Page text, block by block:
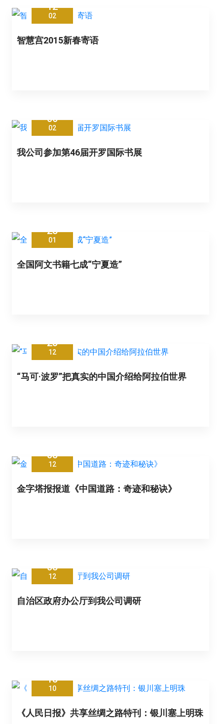
12
02
智慧宫2015新春寄语
06
02
我公司参加第46届开罗国际书展
28
01
全国阿文书籍七成“宁夏造”
23
12
“马可·波罗”把真实的中国介绍给阿拉伯世界
05
12
金字塔报报道《中国道路：奇迹和秘诀》
05
12
自治区政府办公厅到我公司调研
15
10
《人民日报》共享丝绸之路特刊：银川塞上明珠